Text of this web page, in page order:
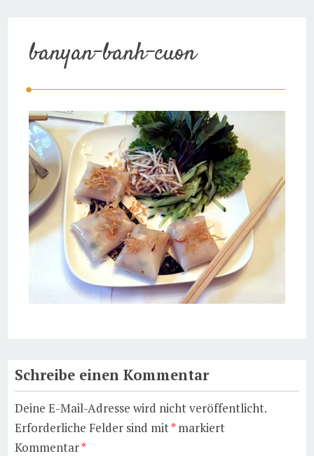
banyan-banh-cuon
Schreibe einen Kommentar
Deine E-Mail-Adresse wird nicht veröffentlicht.
Erforderliche Felder sind mit*markiert
Kommentar*